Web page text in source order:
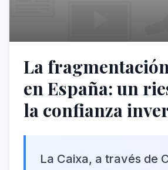
La
en España: un
la confianza
La Caixa, a través de